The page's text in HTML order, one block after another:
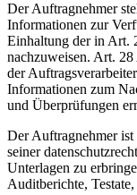
Der Auftragnehmer
Informationen zur
Einhaltung der in Art.
nachzuweisen. Art.
der
Informationen zum
und Überprüfungen
Der Auftragnehmer
seiner
Unterlagen zu
Auditberichte,